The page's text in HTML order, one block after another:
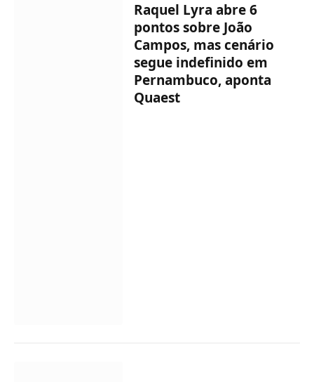
Raquel Lyra abre 6
pontos sobre João
Campos, mas cenário
segue indefinido em
Pernambuco, aponta
Quaest